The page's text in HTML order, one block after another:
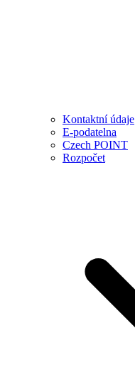
Kontaktní údaje
E-podatelna
Czech POINT
Rozpočet